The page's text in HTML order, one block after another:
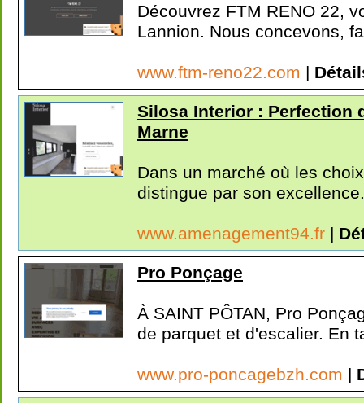
Découvrez FTM RENO 22,
Lannion. Nous concevons,
www.ftm-reno22.com |
Silosa Interior : Perfection
Marne
Dans un marché où les
distingue par son
www.amenagement94.fr |
Pro Ponçage
À SAINT PÔTAN, Pro
de parquet et d'escalier. En
www.pro-poncagebzh.com |